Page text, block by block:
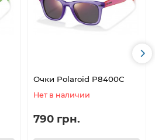
Очки Polaroid P8400C
Нет в наличии
790 грн.